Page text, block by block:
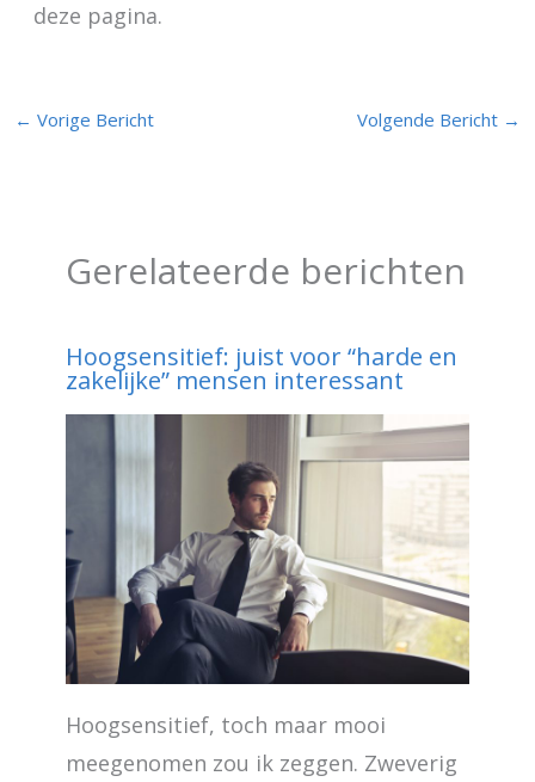
deze pagina.
← Vorige Bericht Volgende Bericht →
Gerelateerde berichten
Hoogsensitief: juist voor “harde en
zakelijke” mensen interessant
Hoogsensitief, toch maar mooi
meegenomen zou ik zeggen. Zweverig